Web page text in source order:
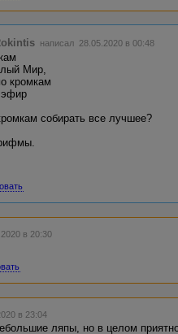
написал 28.05.2020 в 00:48
Мир,
кромкам
эфир
собирать все лучшее?
в 20:30
в 23:04
ляпы, но в целом